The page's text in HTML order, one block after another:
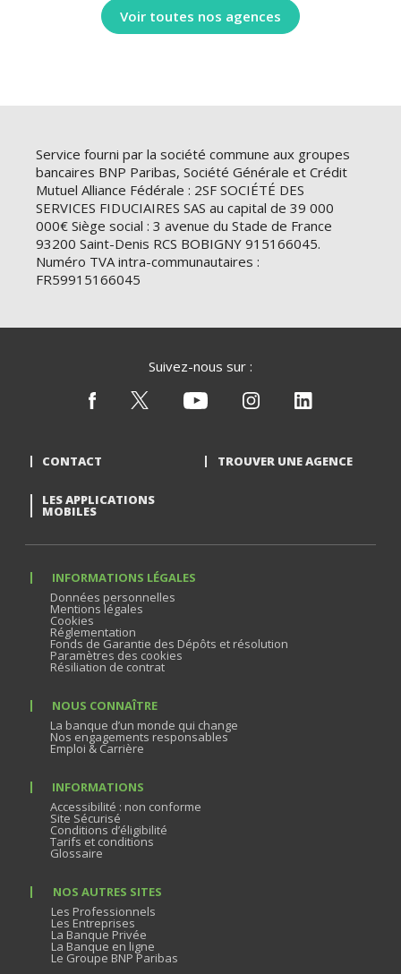
Voir toutes nos agences
Service fourni par la société commune aux groupes
bancaires BNP Paribas, Société Générale et Crédit
Mutuel Alliance Fédérale : 2SF SOCIÉTÉ DES
SERVICES FIDUCIAIRES SAS au capital de 39 000
000€ Siège social : 3 avenue du Stade de France
93200 Saint-Denis RCS BOBIGNY 915166045.
Numéro TVA intra-communautaires :
FR59915166045
Suivez-nous sur :
CONTACT TROUVER UNE AGENCE
LES APPLICATIONS
MOBILES
INFORMATIONS LÉGALES
Données personnelles
Mentions légales
Cookies
Réglementation
Fonds de Garantie des Dépôts et résolution
Paramètres des cookies
Résiliation de contrat
NOUS CONNAÎTRE
La banque d’un monde qui change
Nos engagements responsables
Emploi & Carrière
INFORMATIONS
Accessibilité : non conforme
Site Sécurisé
Conditions d’éligibilité
Tarifs et conditions
Glossaire
NOS AUTRES SITES
Les Professionnels
Les Entreprises
La Banque Privée
La Banque en ligne
Le Groupe BNP Paribas